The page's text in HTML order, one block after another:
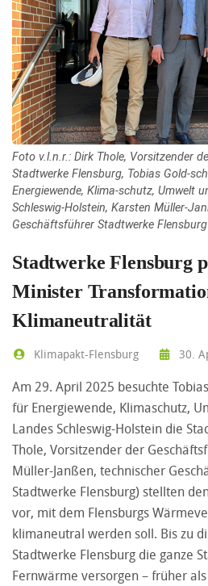
Foto v.l.n.r.: Dirk Thole, Vorsitzender
Stadtwerke Flensburg, Tobias Gold-
Energiewende, Klima-schutz, Umwelt
Schleswig-Holstein, Karsten Müller-
Geschäftsführer Stadtwerke Flensburg
Stadtwerke Flensburg
Minister
Klimaneutralität
Klimapakt-Flensburg 30.
Am 29. April 2025 besuchte
für Energiewende, Klimaschutz,
Landes Schleswig-Holstein die
Thole, Vorsitzender der
Müller-Janßen, technischer
Stadtwerke Flensburg) stellten
vor, mit dem Flensburgs
klimaneutral werden soll. Bis zu
Stadtwerke Flensburg die ganze
Fernwärme versorgen – früher